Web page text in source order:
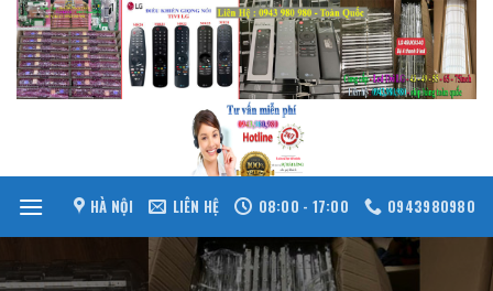
Skip
content
HÀ NỘI LIÊN HỆ 08:00 - 17:00 0943980980